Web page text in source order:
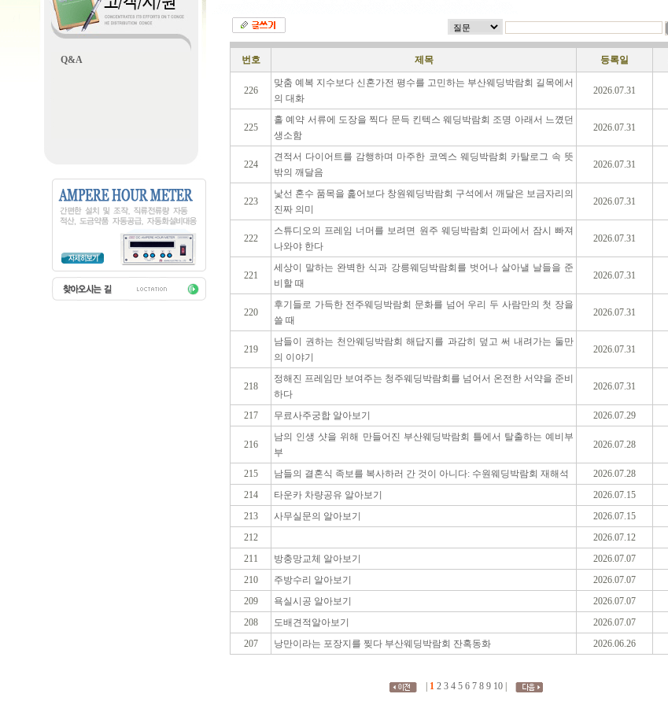
Q&A 번호 제목 등록일
226
맞춤 예복 지수보다 신혼가전 평수를 고민하는 부산웨딩박람회 길목에서
의 대화
2026.07.31
225
홀 예약 서류에 도장을 찍다 문득 킨텍스 웨딩박람회 조명 아래서 느꼈던
생소함
2026.07.31
224
견적서 다이어트를 감행하며 마주한 코엑스 웨딩박람회 카탈로그 속 뜻
밖의 깨달음
2026.07.31
223
낯선 혼수 품목을 훑어보다 창원웨딩박람회 구석에서 깨달은 보금자리의
진짜 의미
2026.07.31
222
스튜디오의 프레임 너머를 보려면 원주 웨딩박람회 인파에서 잠시 빠져
나와야 한다
2026.07.31
221
세상이 말하는 완벽한 식과 강릉웨딩박람회를 벗어나 살아낼 날들을 준
비할 때
2026.07.31
220
후기들로 가득한 전주웨딩박람회 문화를 넘어 우리 두 사람만의 첫 장을
쓸 때
2026.07.31
219
남들이 권하는 천안웨딩박람회 해답지를 과감히 덮고 써 내려가는 둘만
의 이야기
2026.07.31
218
정해진 프레임만 보여주는 청주웨딩박람회를 넘어서 온전한 서약을 준비
하다
2026.07.31
217 무료사주궁합 알아보기 2026.07.29
216
남의 인생 샷을 위해 만들어진 부산웨딩박람회 틀에서 탈출하는 예비부
부
2026.07.28
215 남들의 결혼식 족보를 복사하러 간 것이 아니다: 수원웨딩박람회 재해석 2026.07.28
214
타운카 차량공유 알아보기 2026.07.15
213
사무실문의 알아보기 2026.07.15
212
2026.07.12
211
방충망교체 알아보기 2026.07.07
210
주방수리 알아보기 2026.07.07
209
욕실시공 알아보기 2026.07.07
208
도배견적알아보기 2026.07.07
207
낭만이라는 포장지를 찢다 부산웨딩박람회 잔혹동화 2026.06.26
1 2 3 4 5 6 7 8 9 10|